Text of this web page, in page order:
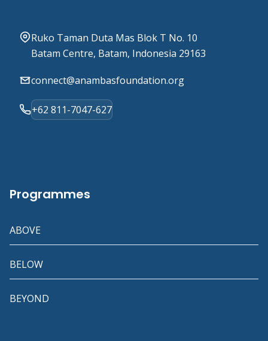
Ruko Taman Duta Mas Blok T No. 10
Batam Centre, Batam, Indonesia 29163
connect@anambasfoundation.org
+62 811-7047-627
Programmes
ABOVE
BELOW
BEYOND